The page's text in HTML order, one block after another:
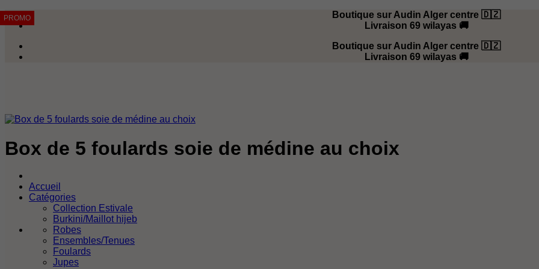
Passer
au
Boutique sur Audin Alger centre 🇩🇿
Livraison 69 wilayas 🚚
Boutique sur Audin Alger centre 🇩🇿
Livraison 69 wilayas 🚚
Accueil
Catégories
Collection Estivale
Burkini/Maillot hijeb
Robes
Ensembles/Tenues
Foulards
Jupes
PROMO
Box de 5 foulards soie de médine au choix
PROMO
PROMO
PROMO